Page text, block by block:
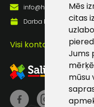
Mēs
citas
Jums
mūsu
info@hards.lv
Darba laiks:
Visi kontakti